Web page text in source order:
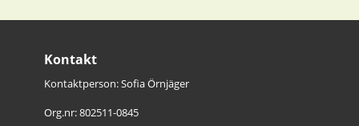
Kontakt
Kontaktperson: Sofia Örnjäger
Org.nr: 802511-0845